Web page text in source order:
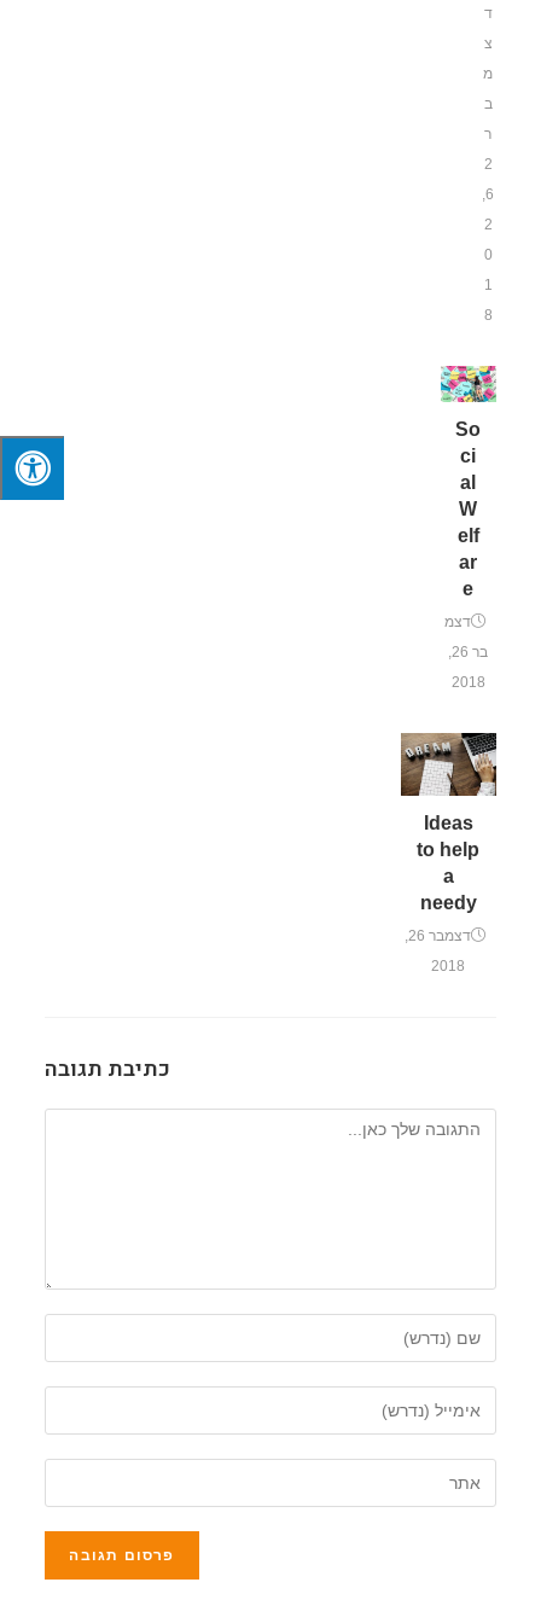
ד
צ
מ
ב
ר
2
6,
2
0
1
8
So
ci
al
W
elf
ar
e
דצמ
בר 26,
2018
Ideas
to help
a
needy
דצמבר 26,
2018
כתיבת תגובה